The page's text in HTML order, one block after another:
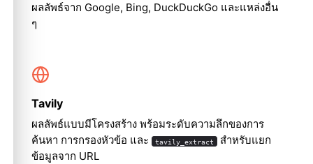
ผลลัพธ์จาก Google, Bing, DuckDuckGo และแหล่งอื่น
ๆ
Tavily
ผลลัพธ์แบบมีโครงสร้าง พร้อมระดับความลึกของการ
ค้นหา การกรองหัวข้อ และ
tavily_extract สำหรับแยก
ข้อมูลจาก URL